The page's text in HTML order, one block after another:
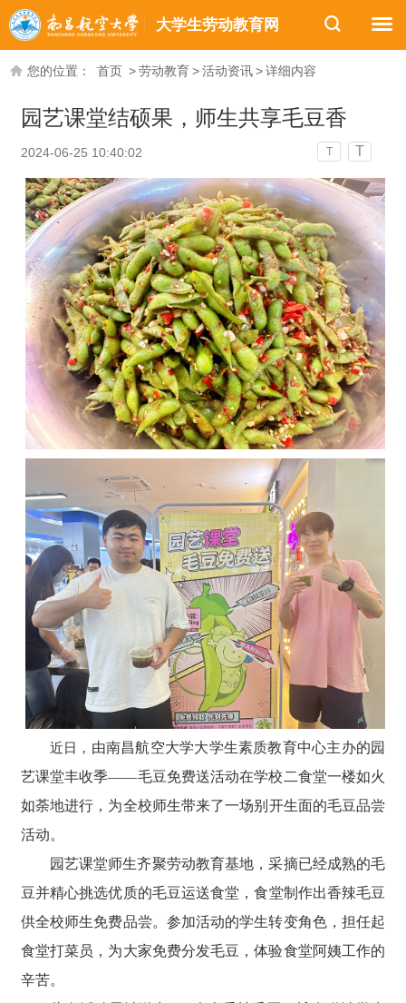
大学生劳动教育网
您的位置： 首页 >劳动教育>活动资讯>详细内容
园艺课堂结硕果，师生共享毛豆香
2024-06-25 10:40:02 T T
近日， 由南昌航空大学大学生素质教育中心主办的园
艺课堂丰收季——毛豆免费送活动在学校 二食堂一楼如火
如荼地进行，为全校师生带来了一场别开生面的毛豆品尝
活动。
园艺课堂师生齐聚劳动教育基地，采摘已经成熟的毛
豆并精心挑选优质的毛豆运送食堂 ，食堂制作出香辣毛豆
供全校师生免费品尝。参加活动的学生转变角色，担任起
食堂打菜员，为大家免费分发毛豆，体验食堂阿姨工作的
辛苦。